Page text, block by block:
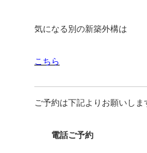
気になる別の新築外構は
こちら
ご予約は下記よりお願いしま
電話ご予約